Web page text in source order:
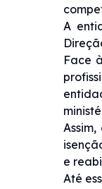
A
Face
e
Até